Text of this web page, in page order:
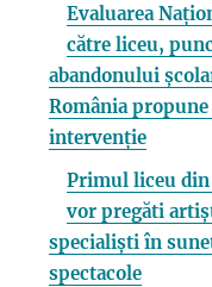
Evaluarea
către liceu,
abandonului
România
intervenție
Primul liceu din
vor pregăti
specialiști în
spectacole